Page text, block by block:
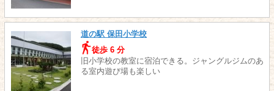
道の駅 保田小学校
徒歩 6 分
旧小学校の教室に宿泊できる。ジャングルジムのあ
る室内遊び場も楽しい